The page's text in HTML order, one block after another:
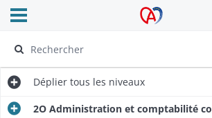
Archives Alsace - Colmar
Ouvrir le menu déroulant
Déplier tous les niveaux
2O Administration et comptabilité